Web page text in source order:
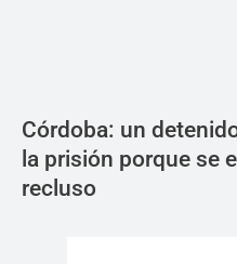
Córdoba: un
la prisión porque se
recluso